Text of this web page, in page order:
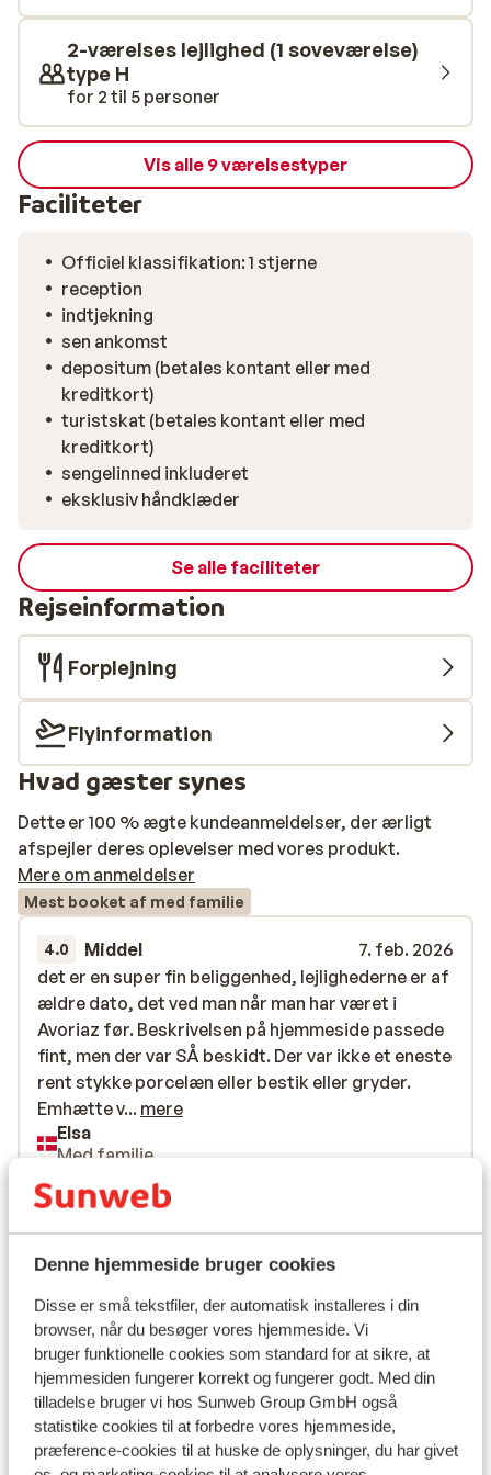
Denne hjemmeside bruger cookies
Disse er små tekstfiler, der automatisk installeres i din
browser, når du besøger vores hjemmeside. Vi
bruger funktionelle cookies som standard for at sikre, at
hjemmesiden fungerer korrekt og fungerer godt. Med din
tilladelse bruger vi hos Sunweb Group GmbH også
statistike cookies til at forbedre vores hjemmeside,
præference-cookies til at huske de oplysninger, du har givet
2-værelses lejlighed (1 soveværelse)
type H
for 2 til 5 personer
Vis alle 9 værelsestyper
Faciliteter
Officiel klassifikation: 1 stjerne
reception
indtjekning
sen ankomst
depositum (betales kontant eller med
kreditkort)
turistskat (betales kontant eller med
kreditkort)
sengelinned inkluderet
eksklusiv håndklæder
Se alle faciliteter
Rejseinformation
Forplejning
Flyinformation
Hvad gæster synes
Dette er 100 % ægte kundeanmeldelser, der ærligt
afspejler deres oplevelser med vores produkt.
Mere om anmeldelser
Mest booket af med familie
4.0 Middel
7. feb. 2026
det er en super fin beliggenhed, lejlighederne er af
ældre dato, det ved man når man har været i
Avoriaz før. Beskrivelsen på hjemmeside passede
fint, men der var SÅ beskidt. Der var ikke et eneste
rent stykke porcelæn eller bestik eller gryder.
Emhætte var møgfedtet, køleskab lugtede ved
brug. Det er SÅ ærgerligt at komme til og så
ovenikøbet står der man selv skal gøre køkkenet
rent. Jeg vil opfordre jer til at tage kontakt til
lokalt bureau og måske endda lige få jeres guider
ud engang imellem og tjekke om alt er ok i
boligerne. Det er ok at lejlighederne er gamle men
de må godt være rene og ikke fyldt med støv, skidt
og ulækkert porcelæn
det er en super fin beliggenhed, lejlighederne er af
ældre dato, det ved man når man har været i
Avoriaz før. Beskrivelsen på hjemmeside passede
fint, men der var SÅ beskidt. Der var ikke et eneste
rent stykke porcelæn eller bestik eller gryder.
Emhætte v... mere
Elsa
Med familie
Se alle 1 anmeldelser
Lokation
Se på kort